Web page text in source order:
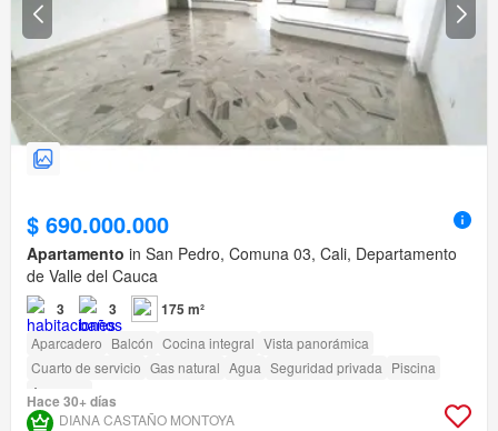
$ 690.000.000
Apartamento in San Pedro, Comuna 03, Cali, Departamento
de Valle del Cauca
3 3 175 m²
Aparcadero Balcón Cocina integral Vista panorámica
Cuarto de servicio Gas natural Agua Seguridad privada Piscina
Ascensor
Hace 30+ días
DIANA CASTAÑO MONTOYA